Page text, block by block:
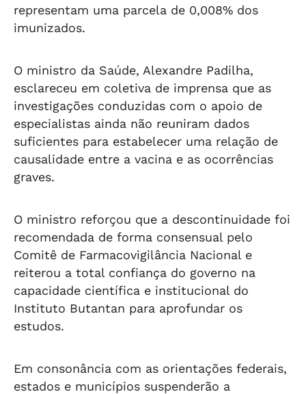
representam uma parcela de 0,008% dos
imunizados.
O ministro da Saúde, Alexandre Padilha,
esclareceu em coletiva de imprensa que as
investigações conduzidas com o apoio de
especialistas ainda não reuniram dados
suficientes para estabelecer uma relação de
causalidade entre a vacina e as ocorrências
graves.
O ministro reforçou que a descontinuidade foi
recomendada de forma consensual pelo
Comitê de Farmacovigilância Nacional e
reiterou a total confiança do governo na
capacidade científica e institucional do
Instituto Butantan para aprofundar os
estudos.
Em consonância com as orientações federais,
estados e municípios suspenderão a